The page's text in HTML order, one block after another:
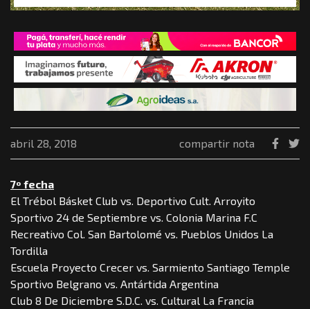
abril 28, 2018 compartir nota
7º fecha
El Trébol Básket Club vs. Deportivo Cult. Arroyito
Sportivo 24 de Septiembre vs. Colonia Marina F.C
Recreativo Col. San Bartolomé vs. Pueblos Unidos La
Tordilla
Escuela Proyecto Crecer vs. Sarmiento Santiago Temple
Sportivo Belgrano vs. Antártida Argentina
Club 8 De Diciembre S.D.C. vs. Cultural La Francia